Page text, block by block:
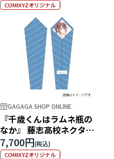
COMIXYZオリジナル
GAGAGA SHOP ONLINE
『千歳くんはラムネ瓶の
なか』 藤志高校ネクタイ
内田優空
7,700円
COMIXYZオリジナル